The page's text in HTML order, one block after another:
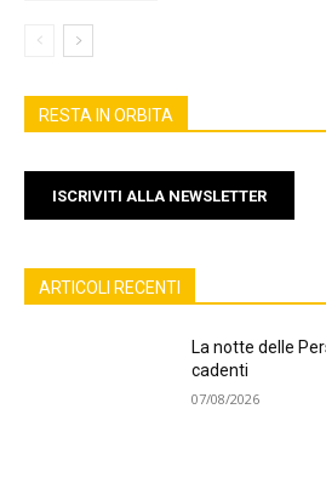
RESTA IN ORBITA
ISCRIVITI ALLA NEWSLETTER
ARTICOLI RECENTI
La notte delle
cadenti
07/08/2026